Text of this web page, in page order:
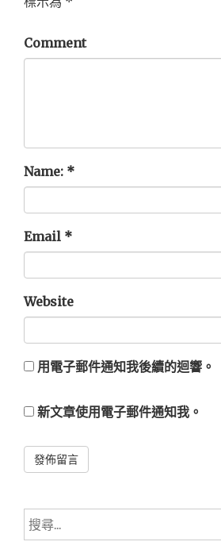
Comment
Name: *
Email *
Website
用電子郵件通知我後續的迴響。
新文章使用電子郵件通知我。
搜
尋